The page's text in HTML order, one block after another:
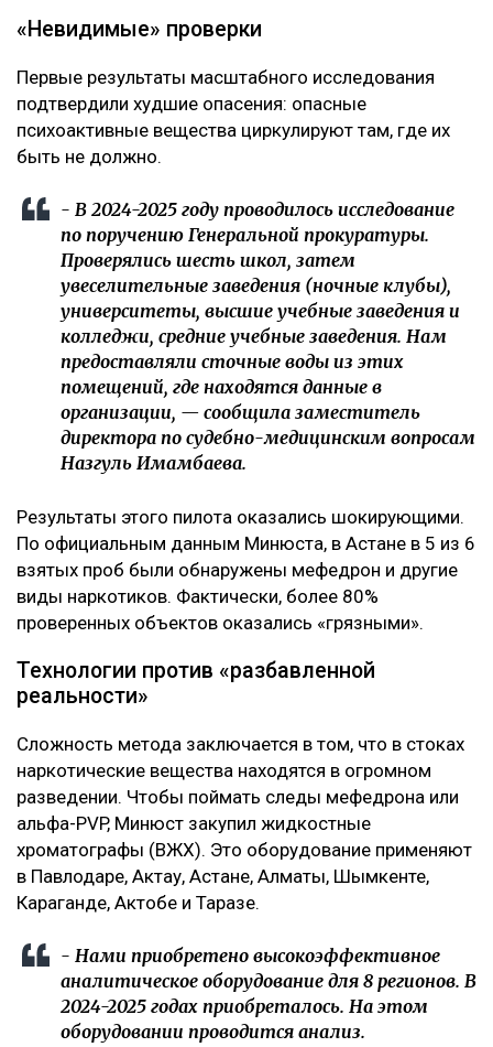
«Невидимые» проверки
Первые результаты масштабного исследования
подтвердили худшие опасения: опасные
психоактивные вещества циркулируют там, где их
быть не должно.
- В 2024-2025 году проводилось исследование
по поручению Генеральной прокуратуры.
Проверялись шесть школ, затем
увеселительные заведения (ночные клубы),
университеты, высшие учебные заведения и
колледжи, средние учебные заведения. Нам
предоставляли сточные воды из этих
помещений, где находятся данные в
организации, — сообщила заместитель
директора по судебно-медицинским вопросам
Назгуль Имамбаева.
Результаты этого пилота оказались шокирующими.
По официальным данным Минюста, в Астане в 5 из 6
взятых проб были обнаружены мефедрон и другие
виды наркотиков. Фактически, более 80%
проверенных объектов оказались «грязными».
Технологии против «разбавленной
реальности»
Сложность метода заключается в том, что в стоках
наркотические вещества находятся в огромном
разведении. Чтобы поймать следы мефедрона или
альфа-PVP, Минюст закупил жидкостные
хроматографы (ВЖХ). Это оборудование применяют
в Павлодаре, Актау, Астане, Алматы, Шымкенте,
Караганде, Актобе и Таразе.
- Нами приобретено высокоэффективное
аналитическое оборудование для 8 регионов. В
2024-2025 годах приобреталось. На этом
оборудовании проводится анализ.